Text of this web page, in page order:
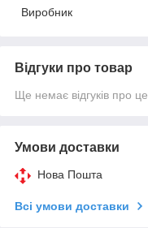
Виробник
Відгуки про товар
Ще немає відгуків про
Умови доставки
Нова Пошта
Всі умови доставки